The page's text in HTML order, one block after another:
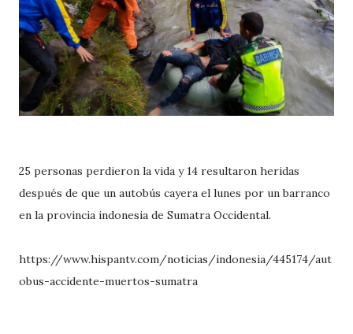
25 personas perdieron la vida y 14 resultaron heridas
después de que un autobús cayera el lunes por un barranco
en la provincia indonesia de Sumatra Occidental.
https://www.hispantv.com/noticias/indonesia/445174/aut
obus-accidente-muertos-sumatra